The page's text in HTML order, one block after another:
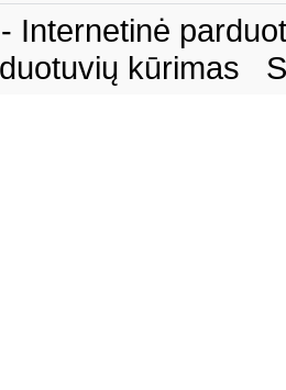
Internetinė
kūrimas